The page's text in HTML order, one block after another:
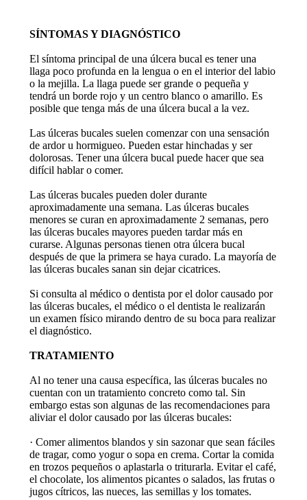
SÍNTOMAS Y DIAGNÓSTICO
El síntoma principal de una úlcera bucal es tener una
llaga poco profunda en la lengua o en el interior del labio
o la mejilla. La llaga puede ser grande o pequeña y
tendrá un borde rojo y un centro blanco o amarillo. Es
posible que tenga más de una úlcera bucal a la vez.
Las úlceras bucales suelen comenzar con una sensación
de ardor u hormigueo. Pueden estar hinchadas y ser
dolorosas. Tener una úlcera bucal puede hacer que sea
difícil hablar o comer.
Las úlceras bucales pueden doler durante
aproximadamente una semana. Las úlceras bucales
menores se curan en aproximadamente 2 semanas, pero
las úlceras bucales mayores pueden tardar más en
curarse. Algunas personas tienen otra úlcera bucal
después de que la primera se haya curado. La mayoría de
las úlceras bucales sanan sin dejar cicatrices.
Si consulta al médico o dentista por el dolor causado por
las úlceras bucales, el médico o el dentista le realizarán
un examen físico mirando dentro de su boca para realizar
el diagnóstico.
TRATAMIENTO
Al no tener una causa específica, las úlceras bucales no
cuentan con un tratamiento concreto como tal. Sin
embargo estas son algunas de las recomendaciones para
aliviar el dolor causado por las úlceras bucales:
· Comer alimentos blandos y sin sazonar que sean fáciles
de tragar, como yogur o sopa en crema. Cortar la comida
en trozos pequeños o aplastarla o triturarla. Evitar el café,
el chocolate, los alimentos picantes o salados, las frutas o
jugos cítricos, las nueces, las semillas y los tomates.